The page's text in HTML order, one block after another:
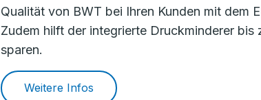
Qualität von BWT bei Ihren Kunden mit dem
Zudem hilft der integrierte Druckminderer bis
sparen.
Weitere Infos